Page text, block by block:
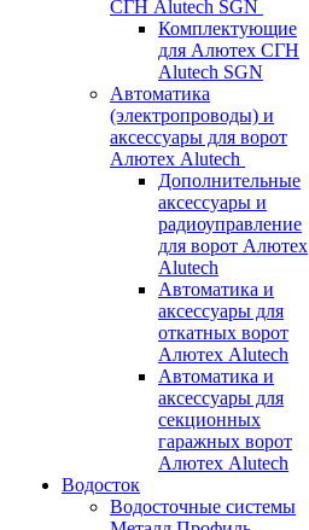
СГН Alutech SGN
Комплектующие
для Алютех СГН
Alutech SGN
Автоматика
(электропроводы) и
аксессуары для ворот
Алютех Alutech
Дополнительные
аксессуары и
радиоуправление
для ворот Алютех
Alutech
Автоматика и
аксессуары для
откатных ворот
Алютех Alutech
Автоматика и
аксессуары для
секционных
гаражных ворот
Алютех Alutech
Водосток
Водосточные системы